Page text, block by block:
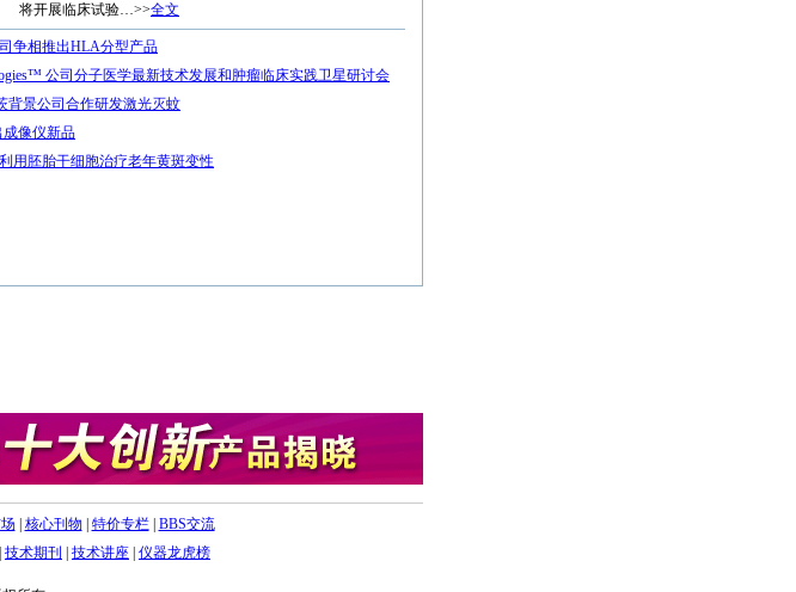
将开展临床试验…>>全文
争相推出HLA分型产品
公司分子医学最新技术发展和肿瘤临床实践卫星研讨会
背景公司合作研发激光灭蚊
成像仪新品
用胚胎干细胞治疗老年黄斑变性
| 核心刊物 特价专栏| BBS交流
技术期刊 技术讲座 仪器龙虎榜